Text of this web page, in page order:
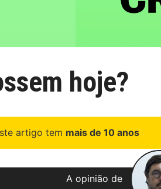
hoje?
artigo tem mais de 10 anos
A opinião de